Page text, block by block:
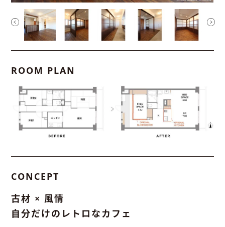
ROOM PLAN
CONCEPT
古材 × 風情
自分だけのレトロなカフェ